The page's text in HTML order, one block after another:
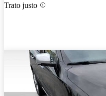
Trato justo